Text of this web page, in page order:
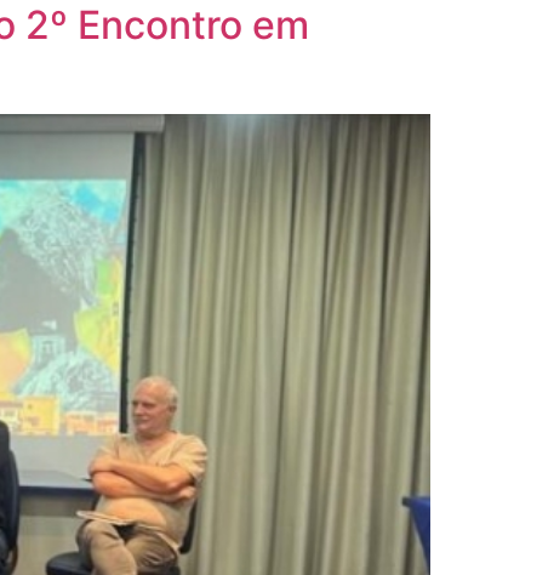
2º Encontro em